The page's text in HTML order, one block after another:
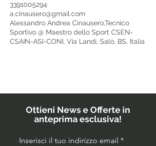
3391005294
a.cinausero@gmail.com
Alessandro Andrea Cinausero,Tecnico
Sportivo @ Maestro dello Sport CSEN-
CSAIN-ASI-CONI, Via Landi, Salò, BS, Italia
Ottieni News e Offerte in
anteprima esclusiva!
Inserisci il tuo indirizzo email